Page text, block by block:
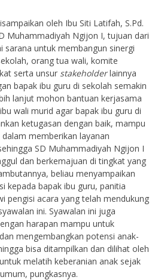
oleh Ibu Siti Latifah, S.Pd.
Muhammadiyah Ngijon I, tujuan dari
sarana untuk membangun sinergi
orang tua wali, komite
serta unsur stakeholderlainnya
bapak ibu guru di sekolah semakin
lanjut mohon bantuan kerjasama
wali murid agar bapak ibu guru di
ketugasan dengan baik, mampu
memberikan layanan
SD Muhammadiyah Ngijon I
dan berkemajuan di tingkat yang
beliau menyampaikan
kepada bapak ibu guru, panitia
pengisi acara yang telah mendukung
ini. Syawalan ini juga
harapan mampu untuk
mengembangkan potensi anak-
bisa ditampilkan dan dilihat oleh
melatih keberanian anak sejak
pungkasnya.